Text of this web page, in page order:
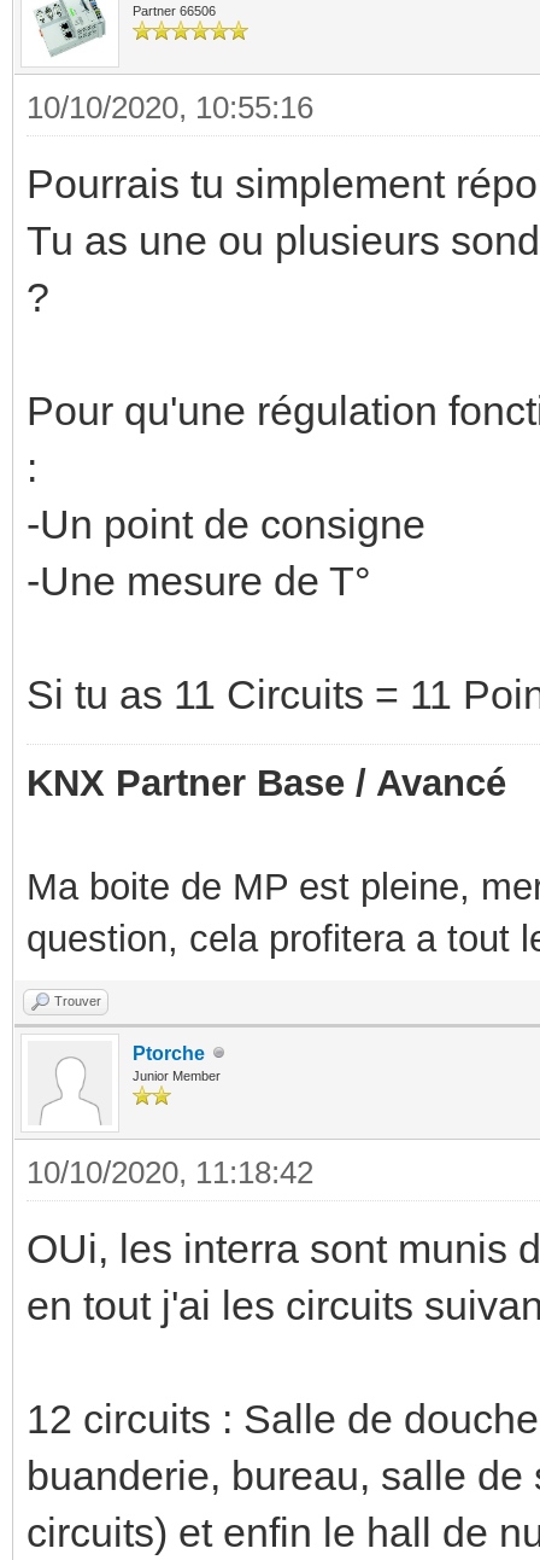
Partner 66506
10/10/2020, 10:55:16
Pourrais tu simplement
Tu as une ou plusieurs
?
Pour qu'une régulation
:
-Un point de consigne
-Une mesure de T°
Si tu as 11 Circuits = 11
KNX Partner Base / Avancé
Ma boite de MP est pleine,
question, cela profitera a tout
Trouver
Ptorche
Junior Member
10/10/2020, 11:18:42
OUi, les interra sont munis
en tout j'ai les circuits
12 circuits : Salle de
buanderie, bureau, salle
circuits) et enfin le hall de